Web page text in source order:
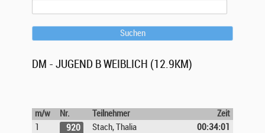
Suchen
DM - JUGEND B WEIBLICH (12.9KM)
m/w Nr. Teilnehmer
Zeit
1
920 Stach, Thalia
00:34:01